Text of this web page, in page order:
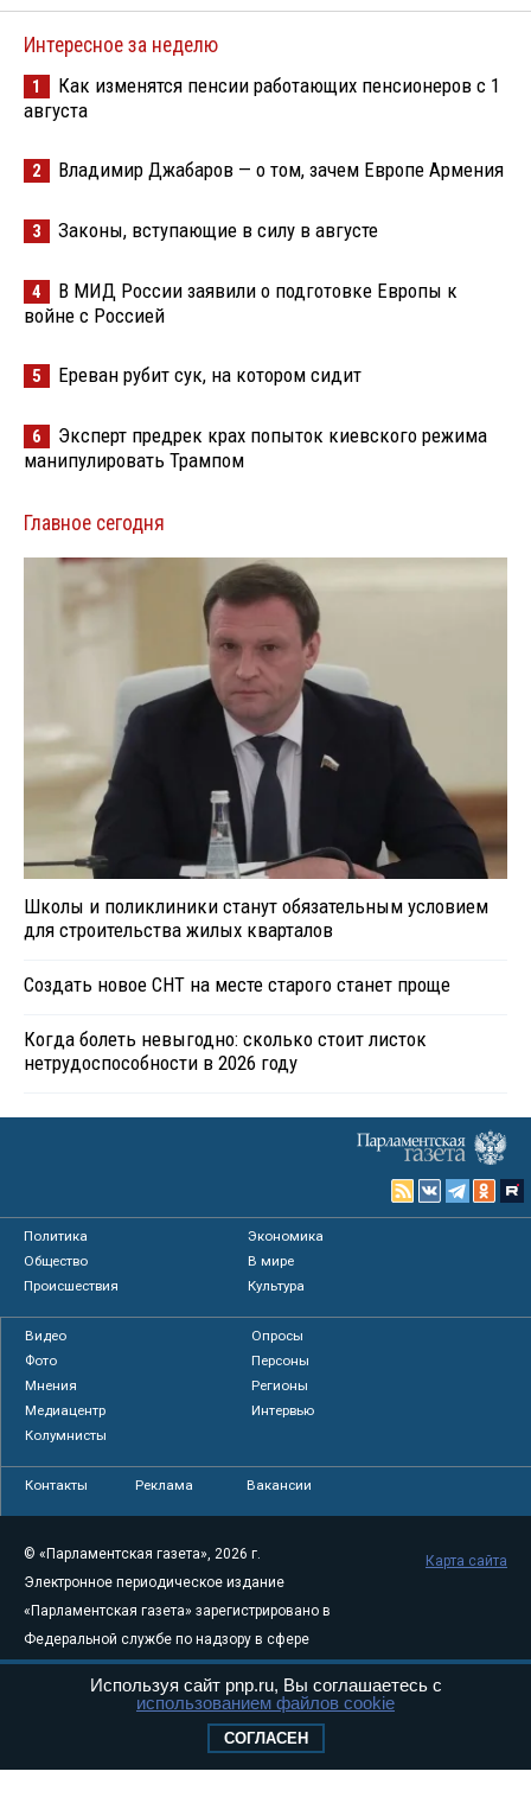
Интересное за неделю
1
Как изменятся пенсии работающих пенсионеров с 1
августа
2 Владимир Джабаров — о том, зачем Европе Армения
3 Законы, вступающие в силу в августе
4
В МИД России заявили о подготовке Европы к
войне с Россией
5 Ереван рубит сук, на котором сидит
6
Эксперт предрек крах попыток киевского режима
манипулировать Трампом
Главное сегодня
Школы и поликлиники станут обязательным условием
для строительства жилых кварталов
Создать новое СНТ на месте старого станет проще
Когда болеть невыгодно: сколько стоит листок
нетрудоспособности в 2026 году
Политика
Экономика
Общество
В мире
Происшествия
Культура
Видео
Опросы
Фото
Персоны
Мнения
Регионы
Медиацентр
Интервью
Колумнисты
Контакты Реклама Вакансии
© «Парламентская газета», 2026 г.
Электронное периодическое издание
«Парламентская газета» зарегистрировано в
Федеральной службе по надзору в сфере
связи, информационных технологий и
массовых коммуникаций (Роскомнадзор) 05
Свидетельство о регистрации Эл № ФС77-
Карта сайта
Используя сайт pnp.ru, Вы соглашаетесь с
использованием файлов cookie
СОГЛАСЕН